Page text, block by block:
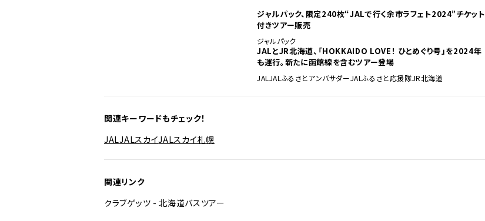
ジャルパック、限定240枚“JALで行く余市ラフェト2024”チケット
付きツアー販売
ジャルパック
JALとJR北海道、「HOKKAIDO LOVE！ ひとめぐり号」を2024年
も運行。新たに函館線を含むツアー登場
JAL JALふるさとアンバサダーJALふるさと応援隊JR北海道
関連キーワードもチェック！
JALJALスカイJALスカイ札幌
関連リンク
クラブゲッツ - 北海道バスツアー